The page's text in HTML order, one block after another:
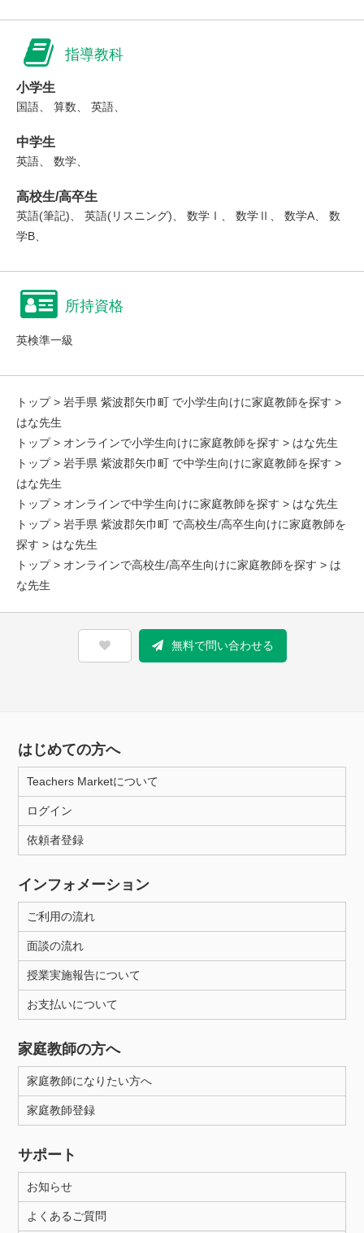
指導教科
小学生
国語、 算数、 英語、
中学生
英語、 数学、
高校生/高卒生
英語(筆記)、 英語(リスニング)、 数学Ⅰ、 数学Ⅱ、 数学A、 数
学B、
所持資格
英検準一級
トップ> 岩手県 紫波郡矢巾町 で小学生向けに家庭教師を探す >
はな先生
トップ> オンラインで小学生向けに家庭教師を探す > はな先生
トップ> 岩手県 紫波郡矢巾町 で中学生向けに家庭教師を探す >
はな先生
トップ> オンラインで中学生向けに家庭教師を探す > はな先生
トップ> 岩手県 紫波郡矢巾町 で高校生/高卒生向けに家庭教師を
探す > はな先生
トップ> オンラインで高校生/高卒生向けに家庭教師を探す > は
な先生
無料で問い合わせる
はじめての方へ
Teachers Marketについて
ログイン
依頼者登録
インフォメーション
ご利用の流れ
面談の流れ
授業実施報告について
お支払いについて
家庭教師の方へ
家庭教師になりたい方へ
家庭教師登録
サポート
お知らせ
よくあるご質問